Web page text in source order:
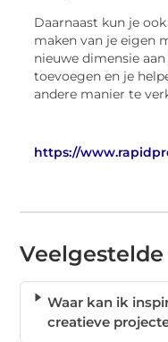
Daarnaast kun je
maken van je eigen
nieuwe dimensie
toevoegen en je
andere manier te
https://
Waar kan ik
creatieve